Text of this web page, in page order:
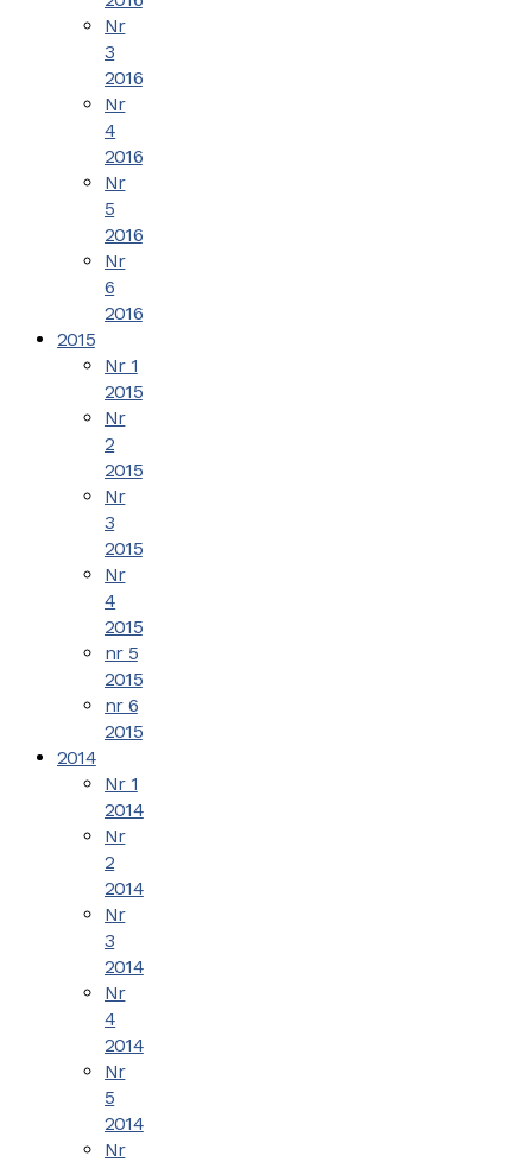
Nr
3
2016
Nr
4
2016
Nr
5
2016
Nr
6
2016
2015
Nr 1
2015
Nr
2
2015
Nr
3
2015
Nr
4
2015
nr 5
2015
nr 6
2015
2014
Nr 1
2014
Nr
2
2014
Nr
3
2014
Nr
4
2014
Nr
5
2014
Nr